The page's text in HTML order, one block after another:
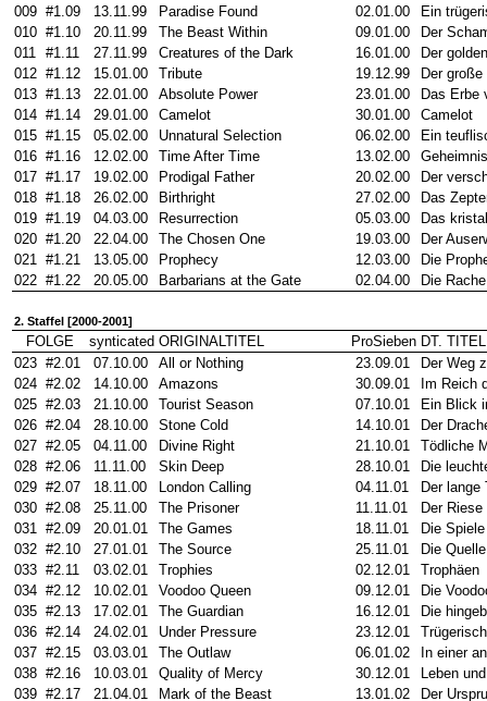
009 #1.09 13.11.99 Paradise Found 02.01.00
Ein
010 #1.10 20.11.99 The Beast Within 09.01.00
Der
011 #1.11 27.11.99 Creatures of the Dark 16.01.00
Der
012 #1.12 15.01.00 Tribute 19.12.99
Der
013 #1.13 22.01.00 Absolute Power 23.01.00
Das Erbe
014 #1.14 29.01.00 Camelot 30.01.00
Camelot
015 #1.15 05.02.00 Unnatural Selection 06.02.00
Ein
016 #1.16 12.02.00 Time After Time 13.02.00
017 #1.17 19.02.00 Prodigal Father 20.02.00
Der
018 #1.18 26.02.00 Birthright 27.02.00
Das
019 #1.19 04.03.00 Resurrection 05.03.00
Das
020 #1.20 22.04.00 The Chosen One 19.03.00
Der
021 #1.21 13.05.00 Prophecy 12.03.00
Die
022 #1.22 20.05.00 Barbarians at the Gate 02.04.00 Die
2. Staffel [2000-2001]
FOLGE synticated ORIGINALTITEL ProSieben DT. TITEL
023 #2.01 07.10.00 All or Nothing 23.09.01
Der Weg
024 #2.02 14.10.00 Amazons 30.09.01
Im Reich
025 #2.03 21.10.00 Tourist Season 07.10.01
Ein Blick
026 #2.04 28.10.00 Stone Cold 14.10.01
Der
027 #2.05 04.11.00 Divine Right 21.10.01
Tödliche
028 #2.06 11.11.00 Skin Deep 28.10.01
Die
029 #2.07 18.11.00 London Calling 04.11.01
Der lange
030 #2.08 25.11.00 The Prisoner 11.11.01
Der Riese
031 #2.09 20.01.01 The Games 18.11.01
Die Spiele
032 #2.10 27.01.01 The Source 25.11.01
Die
033 #2.11 03.02.01 Trophies 02.12.01
Trophäen
034 #2.12 10.02.01 Voodoo Queen 09.12.01
Die
035 #2.13 17.02.01 The Guardian 16.12.01
Die
036 #2.14 24.02.01 Under Pressure 23.12.01
037 #2.15 03.03.01 The Outlaw 06.01.02
In einer
038 #2.16 10.03.01 Quality of Mercy 30.12.01
Leben
039 #2.17 21.04.01 Mark of the Beast 13.01.02
Der